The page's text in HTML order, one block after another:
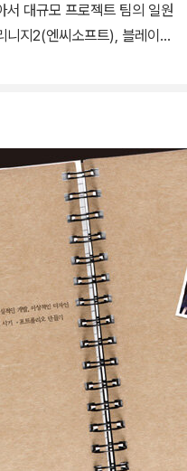
서 대규모 프로젝트 팀의 일원
니지2(엔씨소프트), 블레이드
에 테이블탑 보드게임과 웹
들 수 있었다. 그리고 무엇보
임들이 상용화되었다. 게
하기 위해 필요한 기술 기반
있으니 이젠 게임 디자인이
겁게 플레이했던 이들이 좋은
있다.